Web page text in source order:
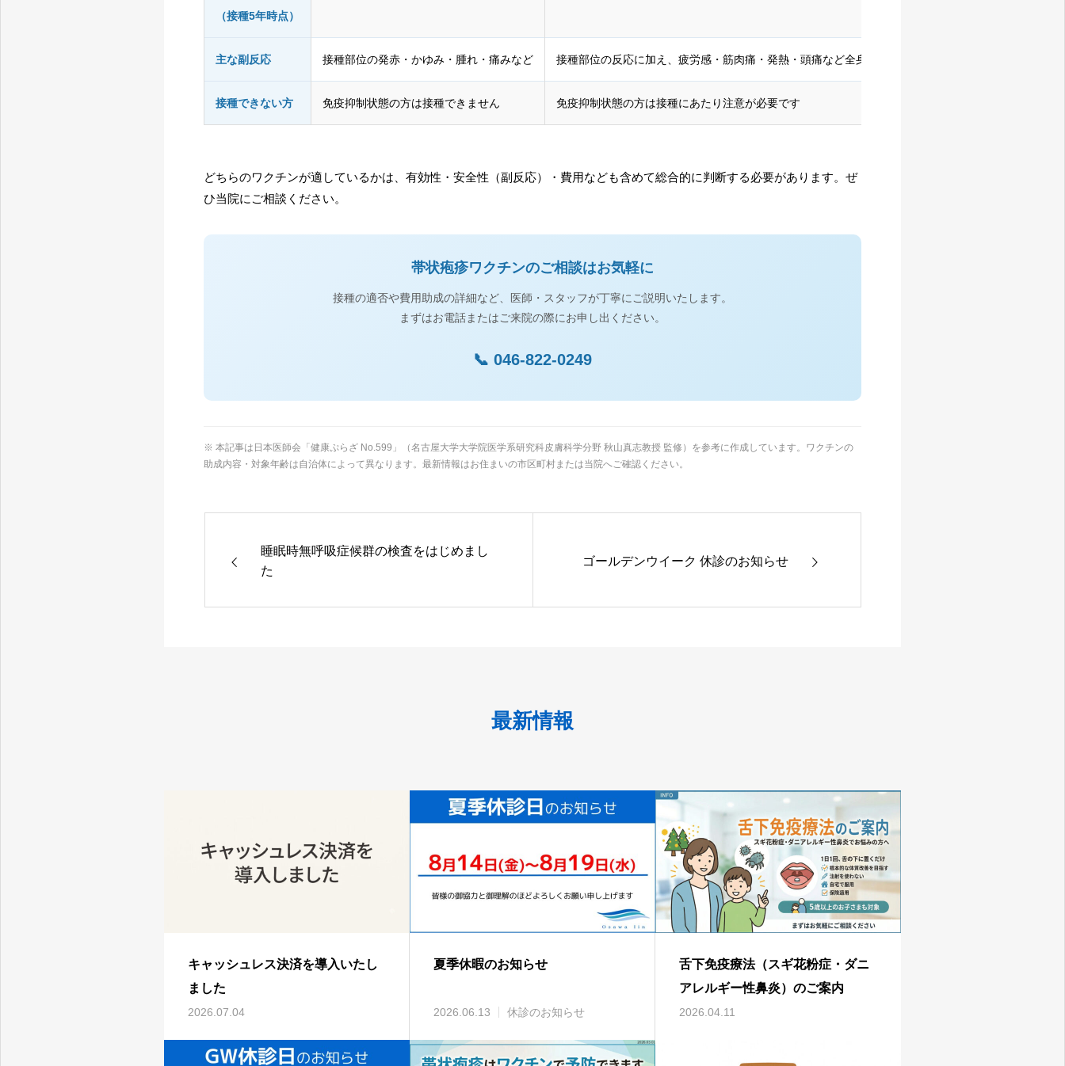
（接種5年時点）
主な副反応 接種部位の発赤・かゆみ・腫れ・痛みなど 接種部位の反応に加え、疲労感・筋肉痛・発熱・頭痛など全身反応が出る場合もあります
接種できない方 免疫抑制状態の方は接種できません 免疫抑制状態の方は接種にあたり注意が必要です
どちらのワクチンが適しているかは、有効性・安全性（副反応）・費用なども含めて総合的に判断する必要があります。ぜ
ひ当院にご相談ください。
帯状疱疹ワクチンのご相談はお気軽に
接種の適否や費用助成の詳細など、医師・スタッフが丁寧にご説明いたします。
まずはお電話またはご来院の際にお申し出ください。
📞 046-822-0249
※ 本記事は日本医師会「健康ぷらざ No.599」（名古屋大学大学院医学系研究科皮膚科学分野 秋山真志教授 監修）を参考に作成しています。ワクチンの
助成内容・対象年齢は自治体によって異なります。最新情報はお住まいの市区町村または当院へご確認ください。
睡眠時無呼吸症候群の検査をはじめまし
た
ゴールデンウイーク 休診のお知らせ
最新情報
キャッシュレス決済を導入いたし
ました
2026.07.04
夏季休暇のお知らせ
2026.06.13 休診のお知らせ
舌下免疫療法（スギ花粉症・ダニ
アレルギー性鼻炎）のご案内
2026.04.11